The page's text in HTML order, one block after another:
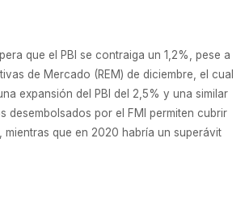
que el PBI se contraiga un 1,2%, pese a
de Mercado (REM) de diciembre, el cual
expansión del PBI del 2,5% y una similar
desembolsados por el FMI permiten cubrir
que en 2020 habría un superávit